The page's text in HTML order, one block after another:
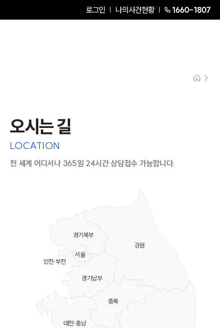
로그인 나의사건현황 1660-1807
오시는 길
LOCATION
전 세계 어디서나 365일 24시간 상담접수 가능합니다.
강원
충북
대전·충남
경기북부
경기남부
서울
인천·부천